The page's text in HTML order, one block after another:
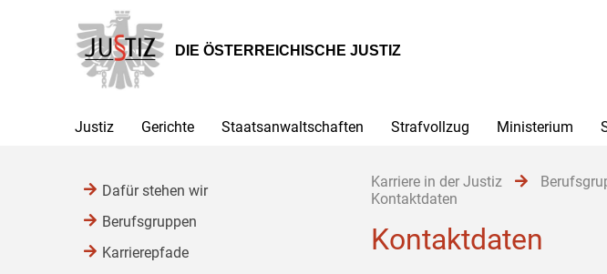
Hauptnavigation
[1]
Inhalt
[2]
Untermenü
[3]
DIE ÖSTERREICHISCHE JUSTIZ
Justiz Gerichte Staatsanwaltschaften Strafvollzug Ministerium
Karriere in der Justiz
Kontaktdaten
Kontaktdaten
Dafür stehen wir
Berufsgruppen
Karrierepfade